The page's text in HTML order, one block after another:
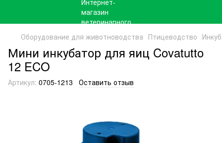
Оборудование для животноводства Птицеводство
Мини инкубатор для яиц Covatutto
12 ECO
Артикул: 0705-1213 Оставить отзыв